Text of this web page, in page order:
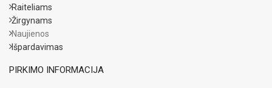
Raiteliams
Žirgynams
Naujienos
Išpardavimas
PIRKIMO INFORMACIJA